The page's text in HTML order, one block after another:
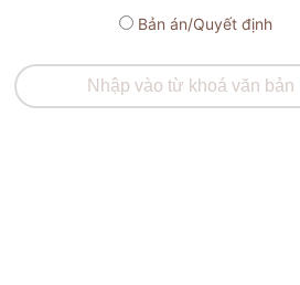
Bản án/Quyết định